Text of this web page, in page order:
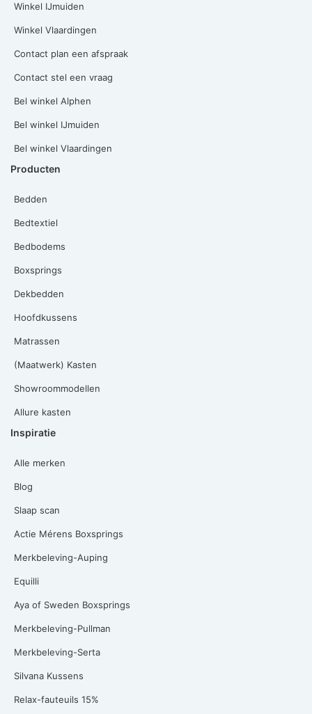
Winkel IJmuiden
Winkel Vlaardingen
Contact plan een afspraak
Contact stel een vraag
Bel winkel Alphen
Bel winkel IJmuiden
Bel winkel Vlaardingen
Producten
Bedden
Bedtextiel
Bedbodems
Boxsprings
Dekbedden
Hoofdkussens
Matrassen
(Maatwerk) Kasten
Showroommodellen
Allure kasten
Inspiratie
Alle merken
Blog
Slaap scan
Actie Mérens Boxsprings
Merkbeleving-Auping
Equilli
Aya of Sweden Boxsprings
Merkbeleving-Pullman
Merkbeleving-Serta
Silvana Kussens
Relax-fauteuils 15%